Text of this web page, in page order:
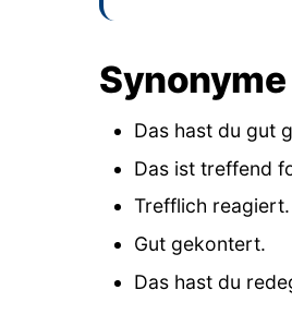
Das hast du gut
Das ist treffend
Trefflich reagiert.
Gut gekontert.
Das hast du